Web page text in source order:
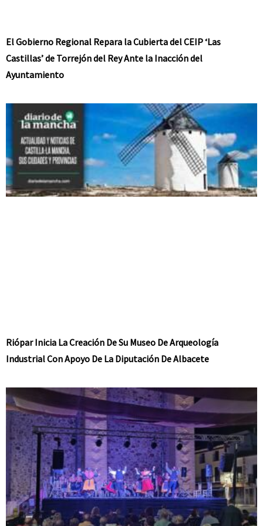
El Gobierno Regional Repara la Cubierta del CEIP ‘Las
Castillas’ de Torrejón del Rey Ante la Inacción del
Ayuntamiento
Riópar Inicia La Creación De Su Museo De Arqueología
Industrial Con Apoyo De La Diputación De Albacete